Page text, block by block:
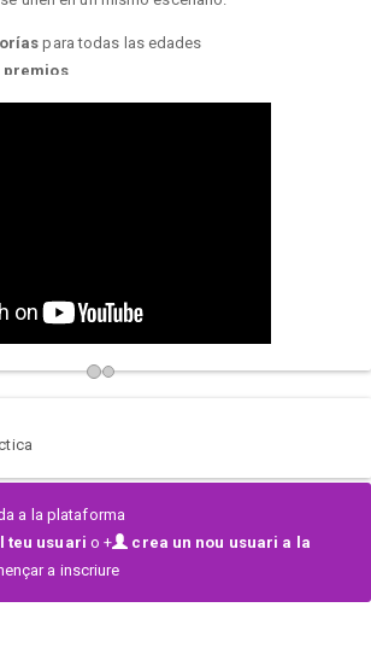
para todas las edades
premios
.
a la plataforma
teu usuari o +
crea un nou usuari a la
a inscriure